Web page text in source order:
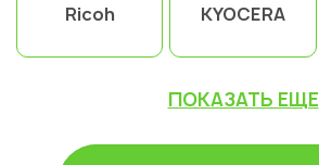
Ricoh KYOCERA
ПОКАЗАТЬ ЕЩЕ